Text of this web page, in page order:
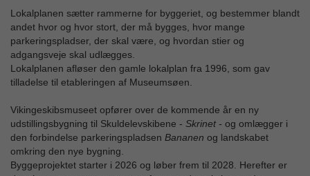
Lokalplanen sætter rammerne for byggeriet, og bestemmer blandt
andet hvor og hvor stort, der må bygges, hvor mange
parkeringspladser, der skal være, og hvordan stier og
adgangsveje skal udlægges.
Lokalplanen afløser den gamle lokalplan fra 1996, som gav
tilladelse til etableringen af Museumsøen.
Vikingeskibsmuseet opfører over de kommende år en ny
udstillingsbygning til Skuldelevskibene - Skrinet - og omlægger i
den forbindelse parkeringspladsen Bananen og landskabet
omkring den nye bygning.
Byggeprojektet starter i 2026 og løber frem til 2028. Herefter er